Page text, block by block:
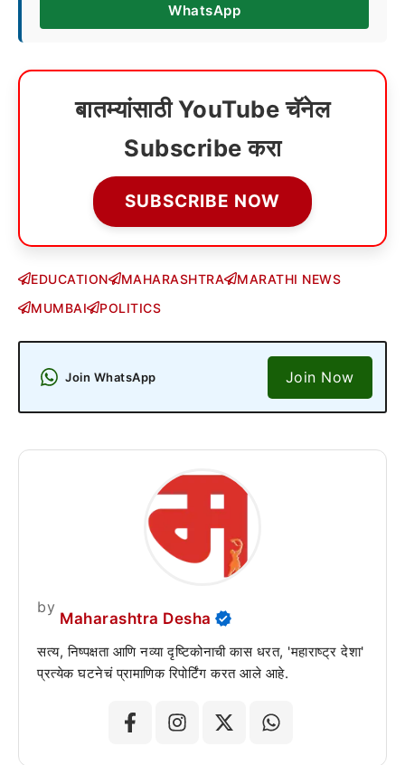
WhatsApp
बातम्यांसाठी YouTube चॅनेल
Subscribe करा
SUBSCRIBE NOW
EDUCATION MAHARASHTRA
MARATHI NEWS
MUMBAI
POLITICS
Join WhatsApp Join Now
by
Maharashtra Desha
सत्य, निष्पक्षता आणि नव्या दृष्टिकोनाची कास धरत, 'महाराष्ट्र देशा'
प्रत्येक घटनेचं प्रामाणिक रिपोर्टिंग करत आले आहे.